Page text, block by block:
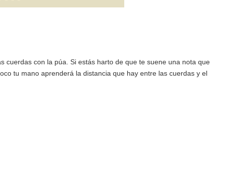
cuerdas con la púa. Si estás harto de que te suene una nota que
tu mano aprenderá la distancia que hay entre las cuerdas y el